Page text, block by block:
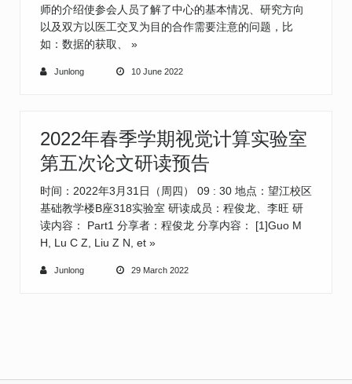
师的介绍使参会人员了解了中心的基本情况、研究方向
以及双方以医工交叉为目的合作需要注意的问题，比
如：数据的获取、 »
Junlong 10 June 2022
2022年春季学期视觉计算实验室
第五次论文研读预告
时间：2022年3月31日（周四） 09 : 30 地点：望江校区
基础教学楼B座318实验室 研读成员：程俊龙、李旺 研
读内容： Part1 分享者：程俊龙 分享内容： [1]Guo M
H, Lu C Z, Liu Z N, et »
Junlong 29 March 2022